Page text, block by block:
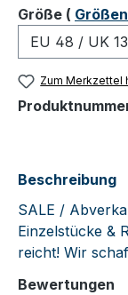
Größe (
Zum Merkzettel
Beschreibung
SALE /
Einzelstücke &
reicht! Wir
Bewertungen